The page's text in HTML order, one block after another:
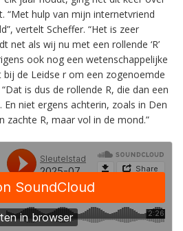
“Met hulp van mijn internetvriend
vertelt Scheffer. “Het is zeer
net als wij nu met een rollende ‘R’
ook nog een wetenschappelijke
de Leidse r om een zogenoemde
“Dat is dus de rollende R, die dan een
niet ergens achterin, zoals in Den
zachte R, maar vol in de mond.”